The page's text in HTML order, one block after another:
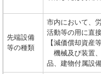
先端設備
等の種類
市内において、
活動等の用に直
【減価償却資産
機械及び装置
品、建物付属設